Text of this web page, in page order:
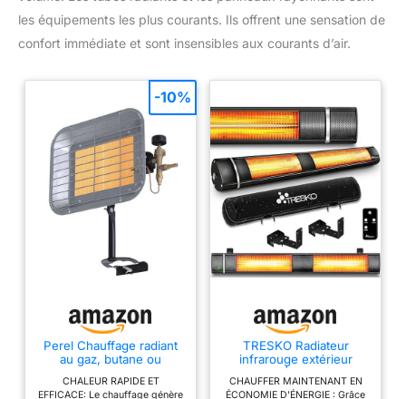
les équipements les plus courants. Ils offrent une sensation de
confort immédiate et sont insensibles aux courants d’air.
Perel Chauffage radiant
au gaz, butane ou
CHALEUR RAPIDE ET
EFFICACE: Le chauffage génère
-10%
TRESKO Radiateur
infrarouge extérieur
3000W | Chauffage
radiant terrasse | murale |
CHAUFFER MAINTENANT EN
ÉCONOMIE D'ÉNERGIE : Grâce